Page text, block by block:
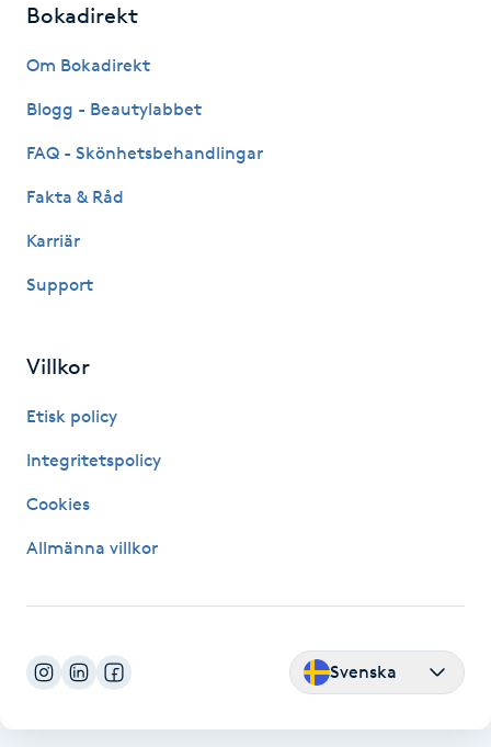
Healing
HIFU
Hollywood Peel
Huduppstramning
Hudvård
Bokadirekt
Om Bokadirekt
Blogg - Beautylabbet
FAQ - Skönhetsbehandlingar
Fakta & Råd
Karriär
Support
Villkor
Etisk policy
Integritetspolicy
Cookies
Allmänna villkor
Svenska